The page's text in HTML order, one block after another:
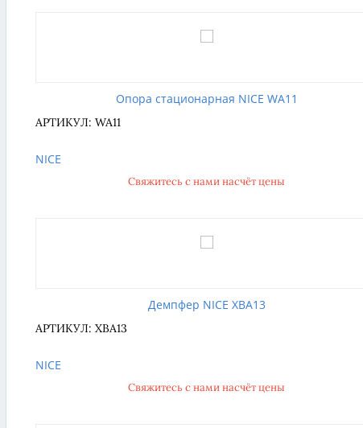
Опора стационарная NICE WA11
АРТИКУЛ: WA11
NICE
Свяжитесь с нами насчёт цены
Демпфер NICE XBA13
АРТИКУЛ: XBA13
NICE
Свяжитесь с нами насчёт цены